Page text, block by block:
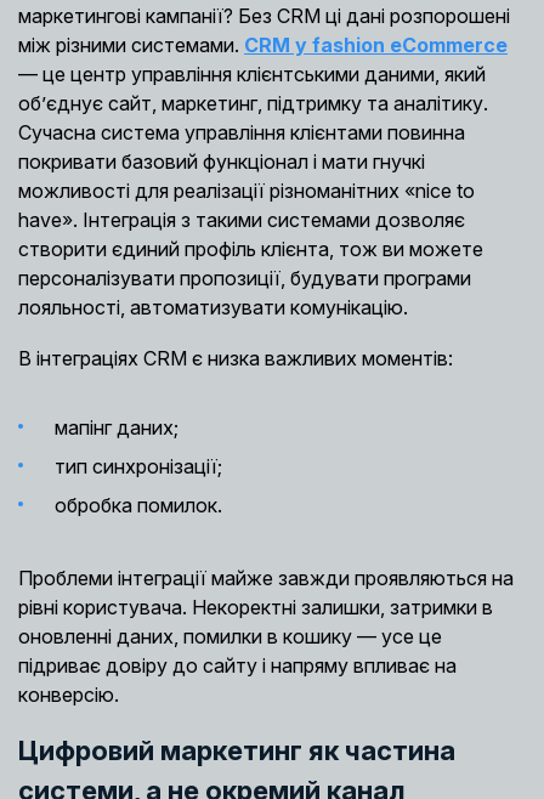
маркетингові кампанії? Без CRM ці дані розпорошені
між різними системами. CRM у fashion eCommerce
— це центр управління клієнтськими даними, який
об’єднує сайт, маркетинг, підтримку та аналітику.
Сучасна система управління клієнтами повинна
покривати базовий функціонал і мати гнучкі
можливості для реалізації різноманітних «nice to
have». Інтеграція з такими системами дозволяє
створити єдиний профіль клієнта, тож ви можете
персоналізувати пропозиції, будувати програми
лояльності, автоматизувати комунікацію.
В інтеграціях CRM є низка важливих моментів:
мапінг даних;
тип синхронізації;
обробка помилок.
Проблеми інтеграції майже завжди проявляються на
рівні користувача. Некоректні залишки, затримки в
оновленні даних, помилки в кошику — усе це
підриває довіру до сайту і напряму впливає на
конверсію.
Цифровий маркетинг як частина
системи, а не окремий канал